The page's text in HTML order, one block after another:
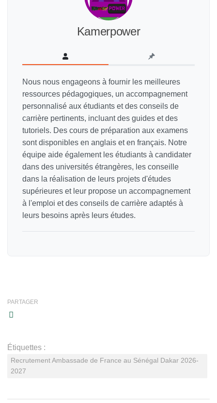
Kamerpower
Nous nous engageons à fournir les meilleures
ressources pédagogiques, un accompagnement
personnalisé aux étudiants et des conseils de
carrière pertinents, incluant des guides et des
tutoriels. Des cours de préparation aux examens
sont disponibles en anglais et en français. Notre
équipe aide également les étudiants à candidater
dans des universités étrangères, les conseille
dans la réalisation de leurs projets d'études
supérieures et leur propose un accompagnement
à l'emploi et des conseils de carrière adaptés à
leurs besoins après leurs études.
PARTAGER
Étiquettes :
Recrutement Ambassade de France au Sénégal Dakar 2026-
2027